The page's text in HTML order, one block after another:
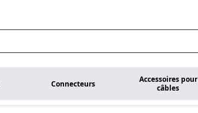
Connecteurs
Accessoires pour
câbles